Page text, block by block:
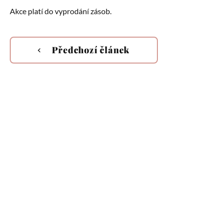
Akce platí do vyprodání zásob.
Předchozí článek